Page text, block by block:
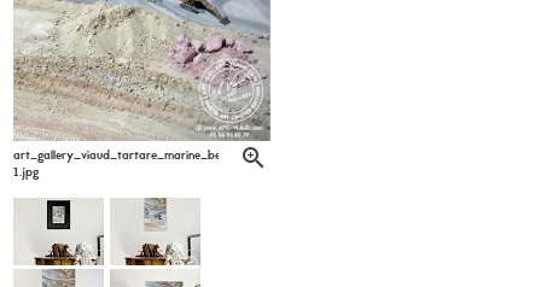
art_gallery_viaud_tartare_marine_bertoli6-
1.jpg